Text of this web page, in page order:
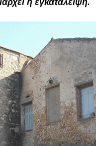
η εγκατάλειψη.